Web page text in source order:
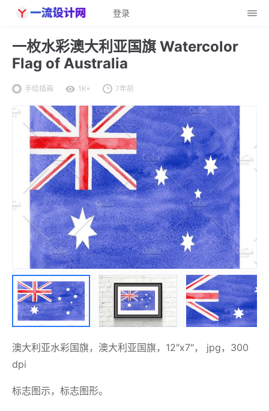
登录
一枚水彩澳大利亚国旗 Watercolor
Flag of Australia
手绘插画 1K+ 7年前
澳大利亚水彩国旗，澳大利亚国旗，12″x7″， jpg，300
dpi
标志图示，标志图形。